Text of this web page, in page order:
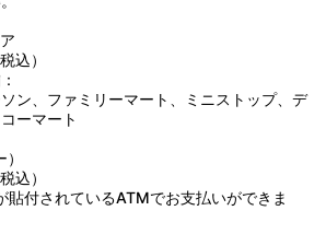
込）
ン、ファミリーマート、ミニストップ、デ
ーマート
込）
貼付されているATMでお支払いができま